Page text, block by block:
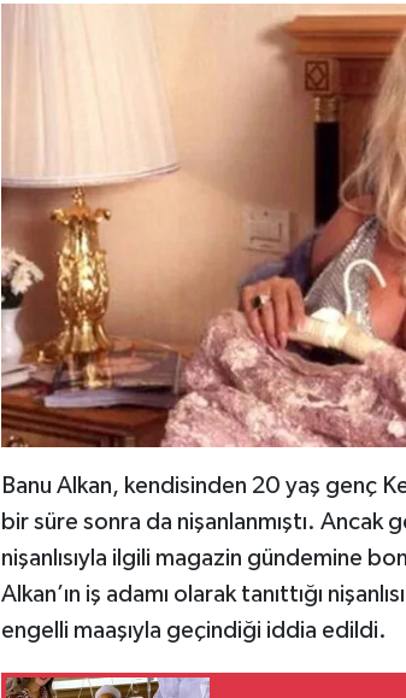
Banu Alkan, kendisinden 20 yaş genç
bir süre sonra da nişanlanmıştı. Ancak
nişanlısıyla ilgili magazin gündemine
Alkan’ın iş adamı olarak tanıttığı
engelli maaşıyla geçindiği iddia edildi.